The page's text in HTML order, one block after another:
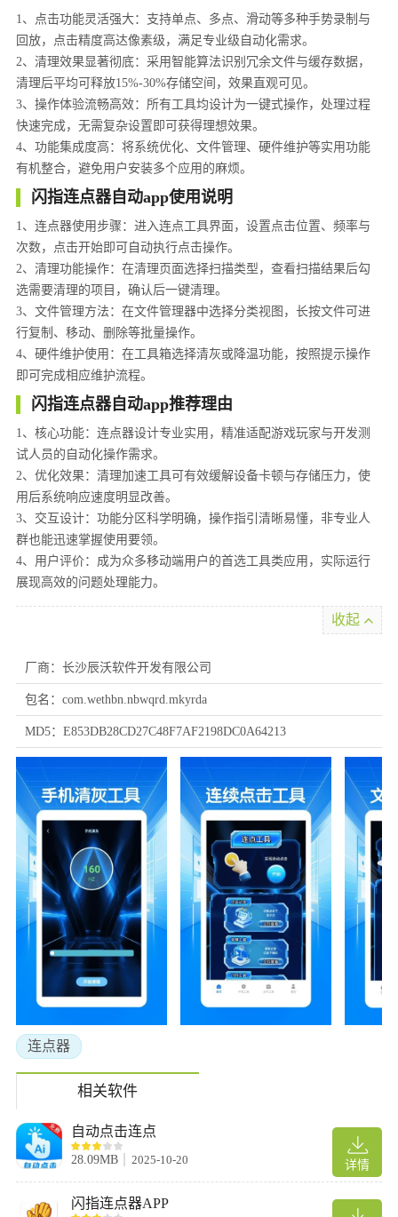
1、点击功能灵活强大：支持单点、多点、滑动等多种手势录制与
回放，点击精度高达像素级，满足专业级自动化需求。
2、清理效果显著彻底：采用智能算法识别冗余文件与缓存数据，
清理后平均可释放15%-30%存储空间，效果直观可见。
3、操作体验流畅高效：所有工具均设计为一键式操作，处理过程
快速完成，无需复杂设置即可获得理想效果。
4、功能集成度高：将系统优化、文件管理、硬件维护等实用功能
有机整合，避免用户安装多个应用的麻烦。
闪指连点器自动app使用说明
1、连点器使用步骤：进入连点工具界面，设置点击位置、频率与
次数，点击开始即可自动执行点击操作。
2、清理功能操作：在清理页面选择扫描类型，查看扫描结果后勾
选需要清理的项目，确认后一键清理。
3、文件管理方法：在文件管理器中选择分类视图，长按文件可进
行复制、移动、删除等批量操作。
4、硬件维护使用：在工具箱选择清灰或降温功能，按照提示操作
即可完成相应维护流程。
闪指连点器自动app推荐理由
1、核心功能：连点器设计专业实用，精准适配游戏玩家与开发测
试人员的自动化操作需求。
2、优化效果：清理加速工具可有效缓解设备卡顿与存储压力，使
用后系统响应速度明显改善。
3、交互设计：功能分区科学明确，操作指引清晰易懂，非专业人
群也能迅速掌握使用要领。
4、用户评价：成为众多移动端用户的首选工具类应用，实际运行
展现高效的问题处理能力。
收起
厂商：长沙辰沃软件开发有限公司
包名：com.wethbn.nbwqrd.mkyrda
MD5：E853DB28CD27C48F7AF2198DC0A64213
连点器
相关软件
详情
自动点击连点
28.09MB 2025-10-20
闪指连点器APP